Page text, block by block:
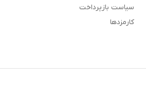
سیاست بازپرداخت
کارمزدها